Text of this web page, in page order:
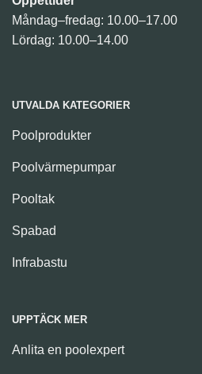
Måndag–fredag: 10.00–17.00
Lördag: 10.00–14.00
UTVALDA KATEGORIER
Poolprodukter
Poolvärmepumpar
Pooltak
Spabad
Infrabastu
UPPTÄCK MER
Anlita en poolexpert